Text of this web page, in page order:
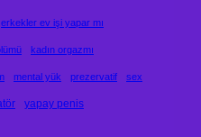
erkekler ev işi yapar mı
kadın orgazmı
mental yük prezervatif sex
yapay penis